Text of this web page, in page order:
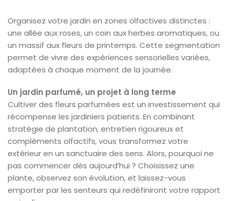
Organisez votre jardin en zones olfactives distinctes :
une allée aux roses, un coin aux herbes aromatiques, ou
un massif aux fleurs de printemps. Cette segmentation
permet de vivre des expériences sensorielles variées,
adaptées à chaque moment de la journée.
Un jardin parfumé, un projet à long terme
Cultiver des fleurs parfumées est un investissement qui
récompense les jardiniers patients. En combinant
stratégie de plantation, entretien rigoureux et
compléments olfactifs, vous transformez votre
extérieur en un sanctuaire des sens. Alors, pourquoi ne
pas commencer dès aujourd’hui ? Choisissez une
plante, observez son évolution, et laissez-vous
emporter par les senteurs qui redéfiniront votre rapport